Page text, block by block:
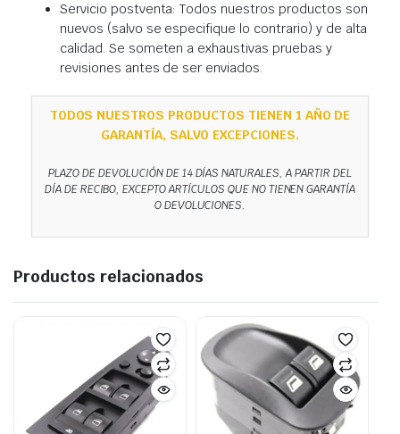
Servicio postventa: Todos nuestros productos son
nuevos (salvo se especifique lo contrario) y de alta
calidad. Se someten a exhaustivas pruebas y
revisiones antes de ser enviados.
TODOS NUESTROS PRODUCTOS TIENEN 1 AÑO DE
GARANTÍA, SALVO EXCEPCIONES.
PLAZO DE DEVOLUCIÓN DE 14 DÍAS NATURALES, A PARTIR DEL
DÍA DE RECIBO, EXCEPTO ARTÍCULOS QUE NO TIENEN GARANTÍA
O DEVOLUCIONES.
Productos relacionados